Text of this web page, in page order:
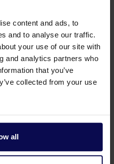
content and ads, to
and to analyse our traffic.
your use of our site with
and analytics partners who
that you’ve
collected from your use
all